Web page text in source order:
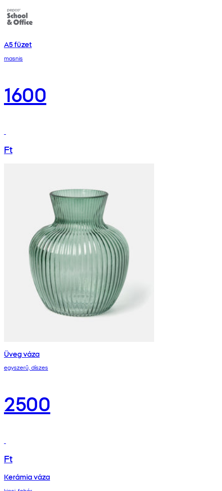
A5 füzet
masnis
1600
Ft
Üveg váza
egyszerű, díszes
2500
Ft
Kerámia váza